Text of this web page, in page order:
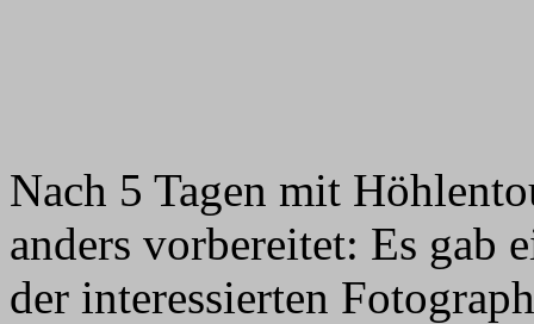
Nach 5 Tagen mit
anders vorbereitet: Es gab
der interessierten